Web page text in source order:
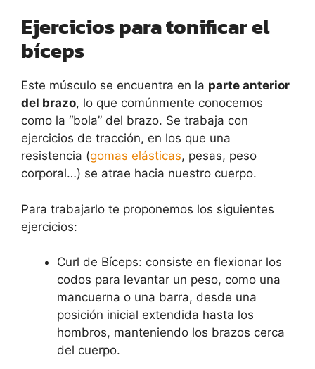
Ejercicios para tonificar el
bíceps
Este músculo se encuentra en la parte anterior
del brazo, lo que comúnmente conocemos
como la “bola” del brazo. Se trabaja con
ejercicios de tracción, en los que una
resistencia (gomas elásticas, pesas, peso
corporal…) se atrae hacia nuestro cuerpo.
Para trabajarlo te proponemos los siguientes
ejercicios:
Curl de Bíceps: consiste en flexionar los
codos para levantar un peso, como una
mancuerna o una barra, desde una
posición inicial extendida hasta los
hombros, manteniendo los brazos cerca
del cuerpo.